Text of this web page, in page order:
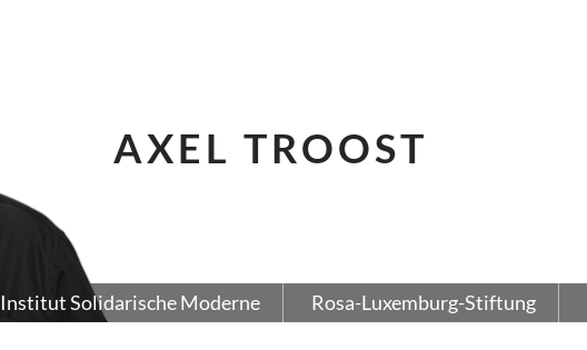
AXEL TROOST
Institut Solidarische Moderne Rosa-Luxemburg-Stiftung